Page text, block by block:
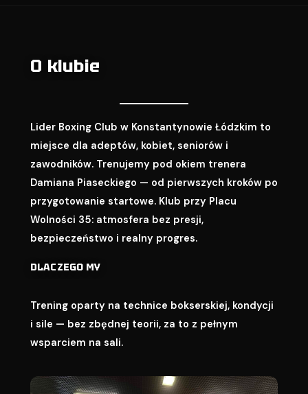
O klubie
Lider Boxing Club w Konstantynowie Łódzkim to
miejsce dla adeptów, kobiet, seniorów i
zawodników. Trenujemy pod okiem trenera
Damiana Piaseckiego — od pierwszych kroków po
przygotowanie startowe. Klub przy Placu
Wolności 35: atmosfera bez presji,
bezpieczeństwo i realny progres.
DLACZEGO MY
Trening oparty na technice bokserskiej, kondycji
i sile — bez zbędnej teorii, za to z pełnym
wsparciem na sali.